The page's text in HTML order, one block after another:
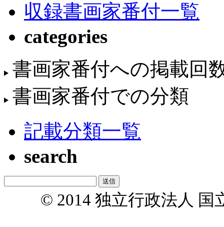
収録書画家番付一覧
categories
書画家番付への掲載回
書画家番付での分類
記載分類一覧
search
© 2014 独立行政法人 国